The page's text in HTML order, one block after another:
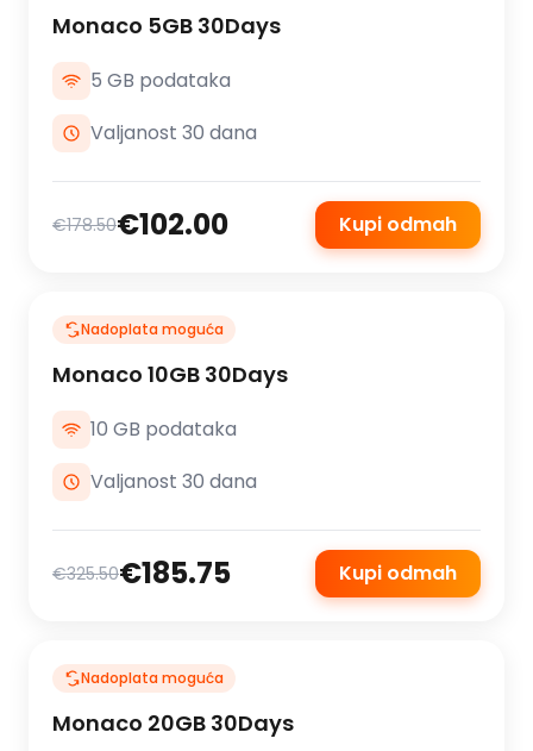
Monaco 5GB 30Days
5 GB podataka
Valjanost 30 dana
€178.50€102.00 Kupi odmah
Nadoplata moguća
Monaco 10GB 30Days
10 GB podataka
Valjanost 30 dana
€325.50€185.75 Kupi odmah
Nadoplata moguća
Monaco 20GB 30Days